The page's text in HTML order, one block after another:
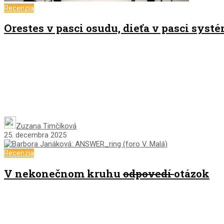
Recenzia
Orestes v pasci osudu, dieťa v pasci
Zuzana Timčíková
25. decembra 2025
Recenzia
V nekonečnom kruhu odpovedíotázok